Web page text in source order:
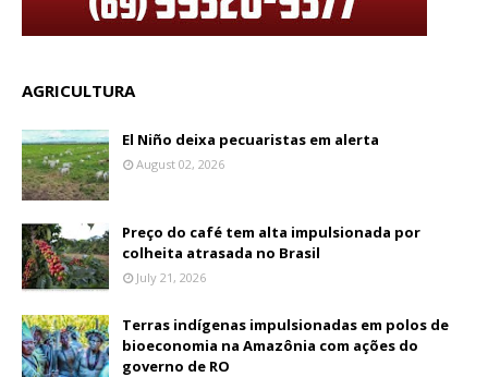
AGRICULTURA
El Niño deixa pecuaristas em alerta
August 02, 2026
Preço do café tem alta impulsionada por
colheita atrasada no Brasil
July 21, 2026
Terras indígenas impulsionadas em polos de
bioeconomia na Amazônia com ações do
governo de RO